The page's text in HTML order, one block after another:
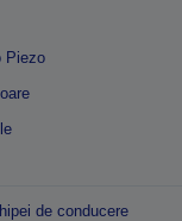
Piezo
de conducere